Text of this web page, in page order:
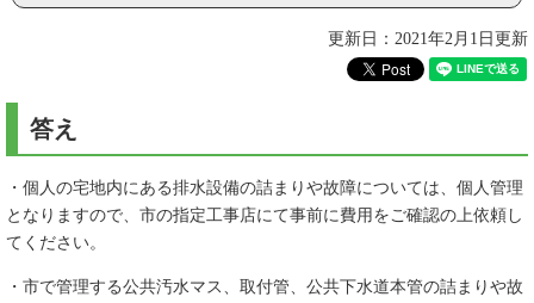
更新日：2021年2月1日更新
答え
・個人の宅地内にある排水設備の詰まりや故障については、個人管理
となりますので、市の指定工事店にて事前に費用をご確認の上依頼し
てください。
・市で管理する公共汚水マス、取付管、公共下水道本管の詰まりや故